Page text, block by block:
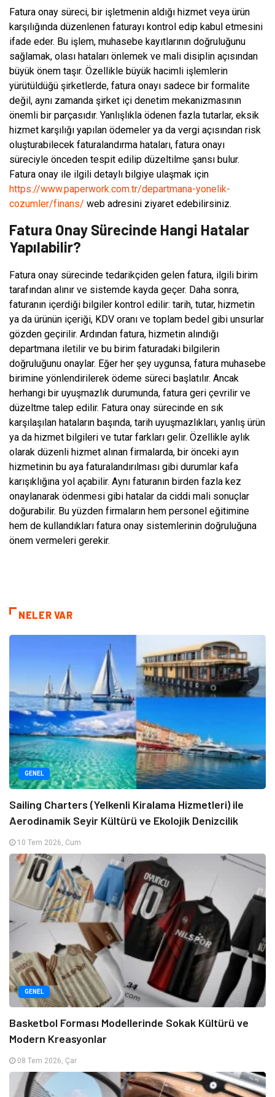
Fatura onay süreci, bir işletmenin aldığı hizmet veya ürün
karşılığında düzenlenen faturayı kontrol edip kabul etmesini
ifade eder. Bu işlem, muhasebe kayıtlarının doğruluğunu
sağlamak, olası hataları önlemek ve mali disiplin açısından
büyük önem taşır. Özellikle büyük hacimli işlemlerin
yürütüldüğü şirketlerde, fatura onayı sadece bir formalite
değil, aynı zamanda şirket içi denetim mekanizmasının
önemli bir parçasıdır. Yanlışlıkla ödenen fazla tutarlar, eksik
hizmet karşılığı yapılan ödemeler ya da vergi açısından risk
oluşturabilecek faturalandırma hataları, fatura onayı
süreciyle önceden tespit edilip düzeltilme şansı bulur.
Fatura onay ile ilgili detaylı bilgiye ulaşmak için
https://www.paperwork.com.tr/departmana-yonelik-
cozumler/finans/ web adresini ziyaret edebilirsiniz.
Fatura Onay Sürecinde Hangi Hatalar
Yapılabilir?
Fatura onay sürecinde tedarikçiden gelen fatura, ilgili birim
tarafından alınır ve sistemde kayda geçer. Daha sonra,
faturanın içerdiği bilgiler kontrol edilir: tarih, tutar, hizmetin
ya da ürünün içeriği, KDV oranı ve toplam bedel gibi unsurlar
gözden geçirilir. Ardından fatura, hizmetin alındığı
departmana iletilir ve bu birim faturadaki bilgilerin
doğruluğunu onaylar. Eğer her şey uygunsa, fatura muhasebe
birimine yönlendirilerek ödeme süreci başlatılır. Ancak
herhangi bir uyuşmazlık durumunda, fatura geri çevrilir ve
düzeltme talep edilir. Fatura onay sürecinde en sık
karşılaşılan hataların başında, tarih uyuşmazlıkları, yanlış ürün
ya da hizmet bilgileri ve tutar farkları gelir. Özellikle aylık
olarak düzenli hizmet alınan firmalarda, bir önceki ayın
hizmetinin bu aya faturalandırılması gibi durumlar kafa
karışıklığına yol açabilir. Aynı faturanın birden fazla kez
onaylanarak ödenmesi gibi hatalar da ciddi mali sonuçlar
doğurabilir. Bu yüzden firmaların hem personel eğitimine
hem de kullandıkları fatura onay sistemlerinin doğruluğuna
önem vermeleri gerekir.
NELER VAR
GENEL
Sailing Charters (Yelkenli Kiralama Hizmetleri) ile
Aerodinamik Seyir Kültürü ve Ekolojik Denizcilik
10 Tem 2026, Cum
GENEL
Basketbol Forması Modellerinde Sokak Kültürü ve
Modern Kreasyonlar
08 Tem 2026, Çar